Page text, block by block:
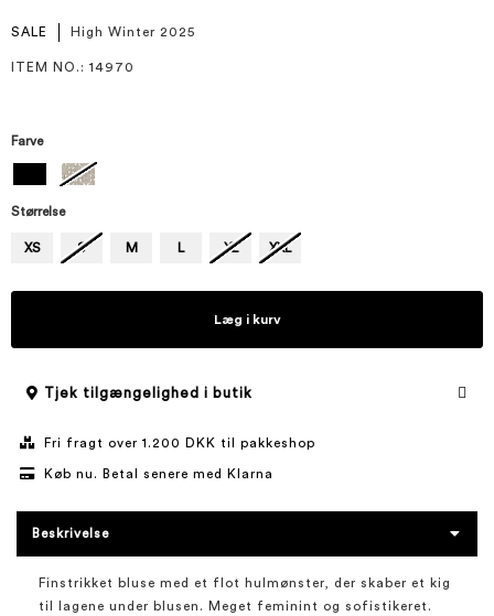
SALE High Winter 2025
ITEM NO. : 14970
Farve
Størrelse
XS S M L XL XXL
Læg i kurv
Tjek tilgængelighed i butik
Fri fragt over 1.200 DKK til pakkeshop
Køb nu. Betal senere med Klarna
Beskrivelse
Finstrikket bluse med et flot hulmønster, der skaber et kig
til lagene under blusen. Meget feminint og sofistikeret.